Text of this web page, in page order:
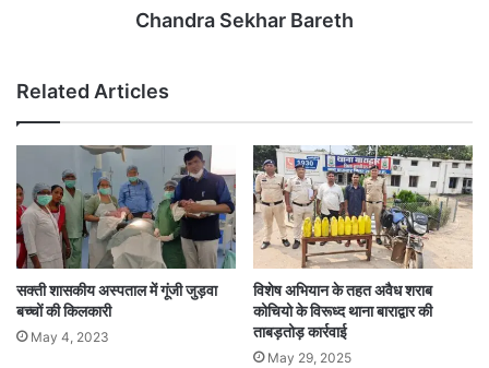
Chandra Sekhar Bareth
Related Articles
सक्ती शासकीय अस्पताल में गूंजी जुड़वा
बच्चों की किलकारी
May 4, 2023
विशेष अभियान के तहत अवैध शराब
कोचियो के विरूध्द थाना बाराद्वार की
ताबड़तोड़ कार्रवाई
May 29, 2025